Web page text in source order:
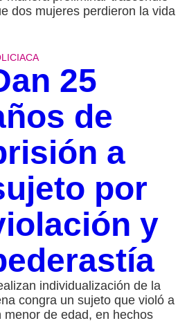
dos mujeres perdieron la vida
25
de
a
por
y
individualización de la
congra un sujeto que violó a
menor de edad, en hechos